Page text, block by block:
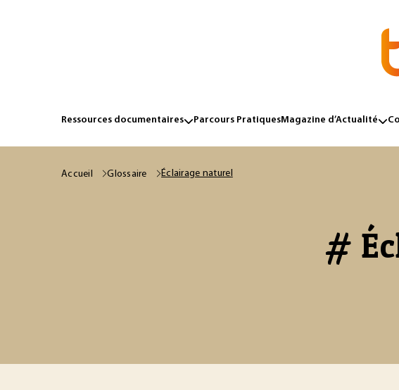
Ressources documentaires Parcours PratiquesMagazine d’Actualité
Accueil Glossaire Éclairage naturel
#